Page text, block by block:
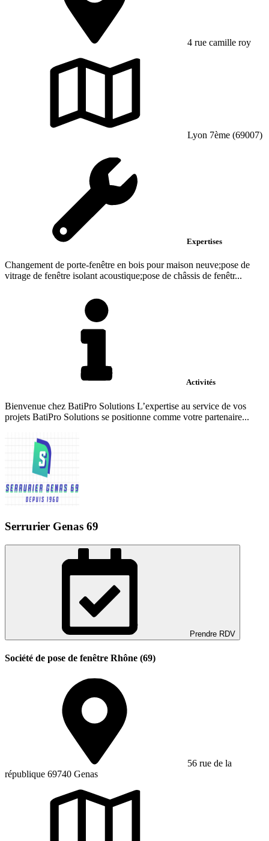
4 rue camille roy
Lyon 7ème (69007)
Expertises
Changement de porte-fenêtre en bois pour maison neuve;pose de
vitrage de fenêtre isolant acoustique;pose de châssis de fenêtr...
Activités
Bienvenue chez BatiPro Solutions L’expertise au service de vos
projets BatiPro Solutions se positionne comme votre partenaire...
Serrurier Genas 69
Prendre RDV
Société de pose de fenêtre Rhône (69)
56 rue de la
république 69740 Genas